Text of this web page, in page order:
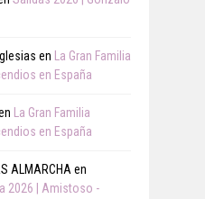
en
La Gran Familia
en España
La Gran Familia
en España
ALMARCHA en
2026 | Amistoso -